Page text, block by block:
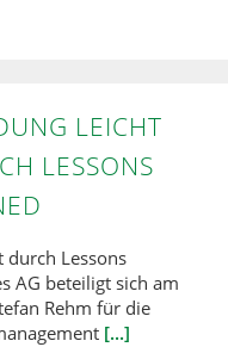
LEICHT
LESSONS
durch Lessons
AG beteiligt sich am
Rehm für die
[...]